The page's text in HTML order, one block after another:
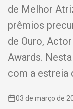
de Melhor
prêmios
de Ouro,
Awards.
com a estreia
03 de março de